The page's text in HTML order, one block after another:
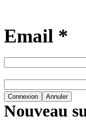
Email *
Nouveau